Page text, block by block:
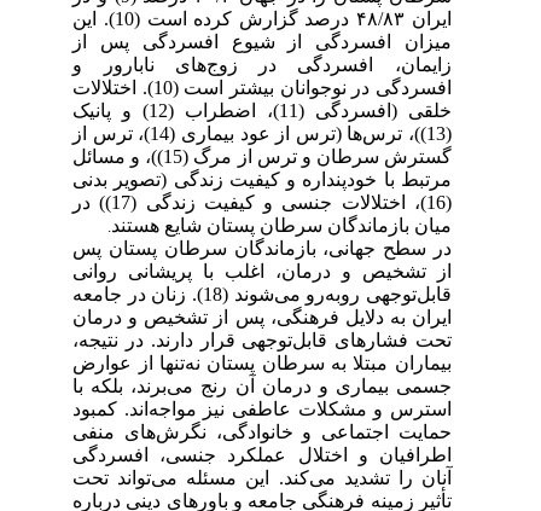
ایران ۴۸/۸۳ درصد گزارش کرده است
(10)
. این
میزان افسردگی از شیوع افسردگی پس از
زایمان، افسردگی در زوج‌های نابارور و
افسردگی در نوجوانان بیشتر است(10)
. اختلالات
خلقی (افسردگی(11) ، اضطراب(12)
و پانیک
)، ترس‌ها (ترس از عود بیماری(14)
، ترس از
گسترش سرطان و ترس از مرگ(15)
)، و مسائل
مرتبط با خودپنداره و کیفیت زندگی (تصویر بدنی
، اختلالات جنسی و کیفیت زندگی (17)
) در
میان بازماندگان سرطان پستان شایع هستند.
در سطح جهانی، بازماندگان سرطان پستان پس
از تشخیص و درمان، اغلب با پریشانی روانی
قابل‌توجهی روبه‌رو می‌شوند(18)
. زنان در جامعه
ایران به دلایل فرهنگی، پس از تشخیص و درمان
تحت فشارهای قابل‌توجهی قرار دارند. در نتیجه،
بیماران مبتلا به سرطان پستان نه‌تنها از عوارض
جسمی بیماری و درمان آن رنج می‌برند، بلکه با
استرس و مشکلات عاطفی نیز مواجه‌اند. کمبود
حمایت اجتماعی و خانوادگی، نگرش‌های منفی
اطرافیان و اختلال عملکرد جنسی، افسردگی
آنان را تشدید می‌کند. این مسئله می‌تواند تحت
تأثیر زمینه فرهنگی جامعه و باورهای دینی درباره